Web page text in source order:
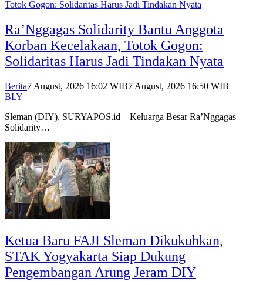
Ra’Nggagas Solidarity Bantu Anggota
Korban Kecelakaan, Totok Gogon:
Solidaritas Harus Jadi Tindakan Nyata
Berita7 August, 2026 16:02 WIB7 August, 2026 16:50 WIB
BLY
Sleman (DIY), SURYAPOS.id – Keluarga Besar Ra’Nggagas
Solidarity…
Ketua Baru FAJI Sleman Dikukuhkan,
STAK Yogyakarta Siap Dukung
Pengembangan Arung Jeram DIY